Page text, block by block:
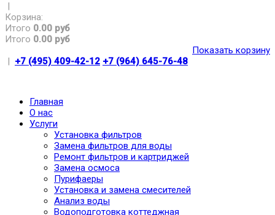
|
Корзина:
Итого 0.00 руб
Итого 0.00 руб
Показать корзину
| +7 (495) 409-42-12 +7 (964) 645-76-48
Главная
О нас
Услуги
Установка фильтров
Замена фильтров для воды
Ремонт фильтров и картриджей
Замена осмоса
Пурифаеры
Установка и замена смесителей
Анализ воды
Водоподготовка коттеджная